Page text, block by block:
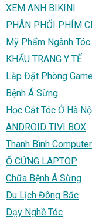
XEM ANH BIKINI
PHÂN PHỐI PHÍM
Mỹ Phẩm Ngành Tóc
KHẨU TRANG Y TẾ
Lắp Đặt Phòng
Bệnh Á Sừng
Học Cắt Tóc Ở Hà
ANDROID TIVI BOX
Thanh Bình Computer
Ổ CỨNG LAPTOP
Chữa Bệnh Á Sừng
Du Lịch Đông Bắc
Dạy Nghề Tóc